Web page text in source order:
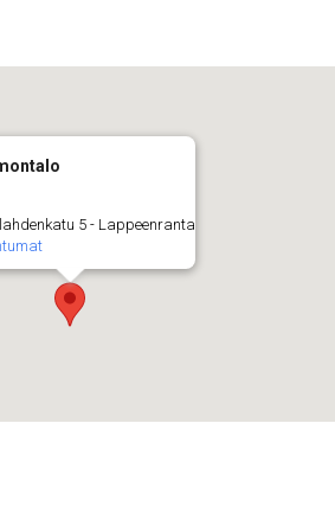
5 - Lappeenranta